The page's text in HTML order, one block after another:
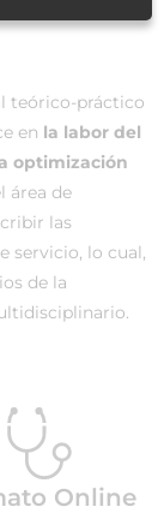
teórico-práctico
en la labor del
optimización
área de
las
servicio, lo cual,
de la
Online